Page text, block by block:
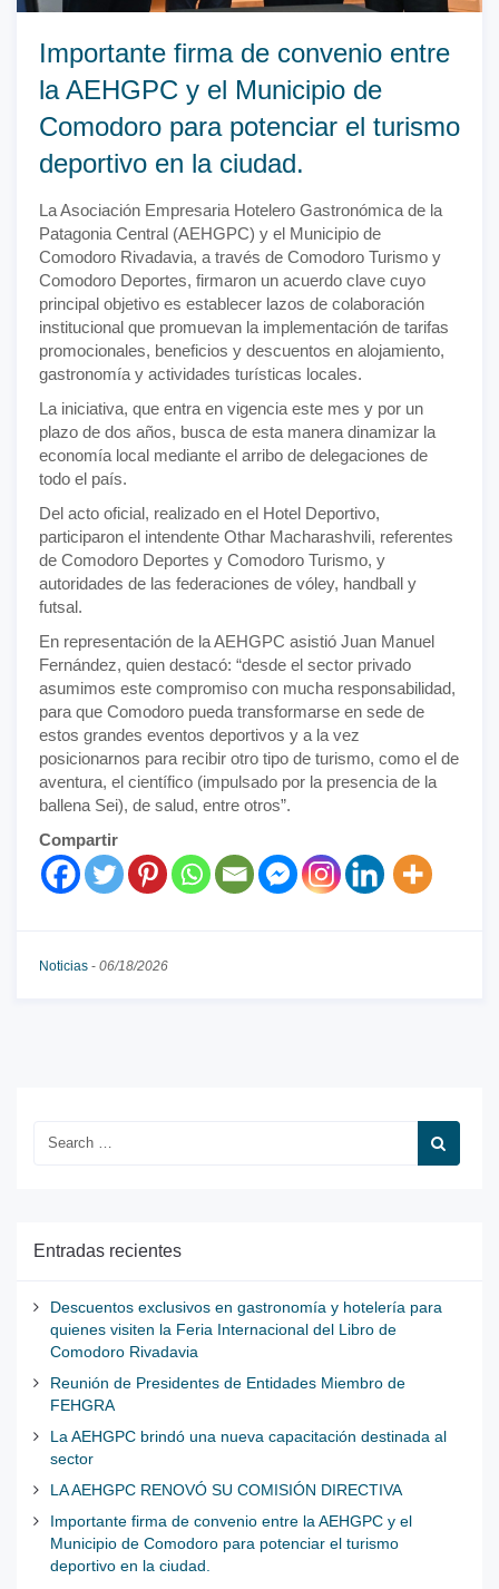
Importante firma de convenio entre
la AEHGPC y el Municipio de
Comodoro para potenciar el turismo
deportivo en la ciudad.
La Asociación Empresaria Hotelero Gastronómica de la
Patagonia Central (AEHGPC) y el Municipio de
Comodoro Rivadavia, a través de Comodoro Turismo y
Comodoro Deportes, firmaron un acuerdo clave cuyo
principal objetivo es establecer lazos de colaboración
institucional que promuevan la implementación de tarifas
promocionales, beneficios y descuentos en alojamiento,
gastronomía y actividades turísticas locales.
La iniciativa, que entra en vigencia este mes y por un
plazo de dos años, busca de esta manera dinamizar la
economía local mediante el arribo de delegaciones de
todo el país.
Del acto oficial, realizado en el Hotel Deportivo,
participaron el intendente Othar Macharashvili, referentes
de Comodoro Deportes y Comodoro Turismo, y
autoridades de las federaciones de vóley, handball y
futsal.
En representación de la AEHGPC asistió Juan Manuel
Fernández, quien destacó: “desde el sector privado
asumimos este compromiso con mucha responsabilidad,
para que Comodoro pueda transformarse en sede de
estos grandes eventos deportivos y a la vez
posicionarnos para recibir otro tipo de turismo, como el de
aventura, el científico (impulsado por la presencia de la
ballena Sei), de salud, entre otros”.
Compartir
Noticias - 06/18/2026
Entradas recientes
Descuentos exclusivos en gastronomía y hotelería para
quienes visiten la Feria Internacional del Libro de
Comodoro Rivadavia
Reunión de Presidentes de Entidades Miembro de
FEHGRA
La AEHGPC brindó una nueva capacitación destinada al
sector
LA AEHGPC RENOVÓ SU COMISIÓN DIRECTIVA
Importante firma de convenio entre la AEHGPC y el
Municipio de Comodoro para potenciar el turismo
deportivo en la ciudad.